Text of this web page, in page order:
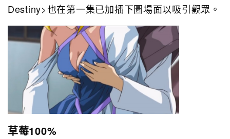
Destiny>也在第一集已加插下圖場面以吸引觀眾。
草莓100%